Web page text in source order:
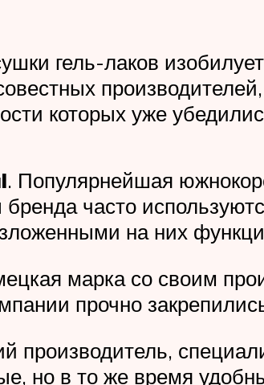
гель-лаков
которых уже
. Популярнейшая
часто
на них
марка со своим
прочно
производитель,
но в то же время